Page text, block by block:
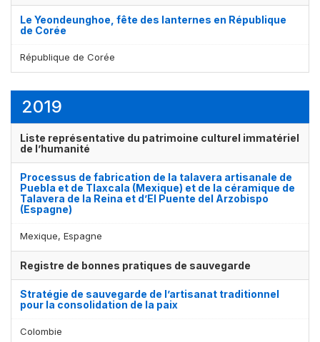
Le Yeondeunghoe, fête des lanternes en République
de Corée
République de Corée
2019
Liste représentative du patrimoine culturel immatériel
de l’humanité
Processus de fabrication de la talavera artisanale de
Puebla et de Tlaxcala (Mexique) et de la céramique de
Talavera de la Reina et d’El Puente del Arzobispo
(Espagne)
Mexique, Espagne
Registre de bonnes pratiques de sauvegarde
Stratégie de sauvegarde de l’artisanat traditionnel
pour la consolidation de la paix
Colombie